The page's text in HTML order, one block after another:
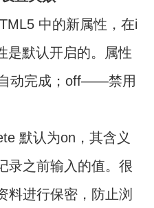
中的新属性，在i
是默认开启的。属性
动完成；off——禁用
默认为on，其含义
录之前输入的值。很
料进行保密，防止浏